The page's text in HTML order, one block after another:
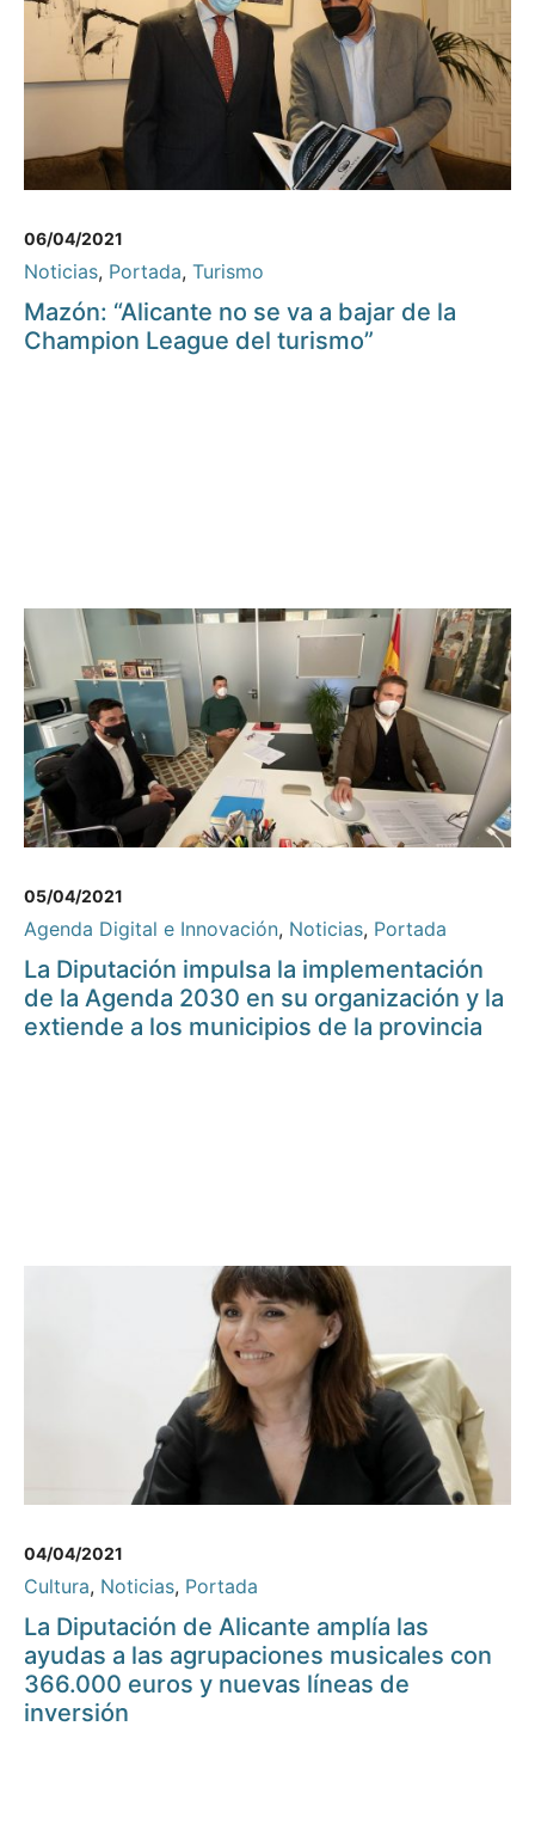
06/04/2021
Noticias, Portada, Turismo
Mazón: “Alicante no se va a bajar de la
Champion League del turismo”
05/04/2021
Agenda Digital e Innovación, Noticias, Portada
La Diputación impulsa la implementación
de la Agenda 2030 en su organización y la
extiende a los municipios de la provincia
04/04/2021
Cultura, Noticias, Portada
La Diputación de Alicante amplía las
ayudas a las agrupaciones musicales con
366.000 euros y nuevas líneas de
inversión